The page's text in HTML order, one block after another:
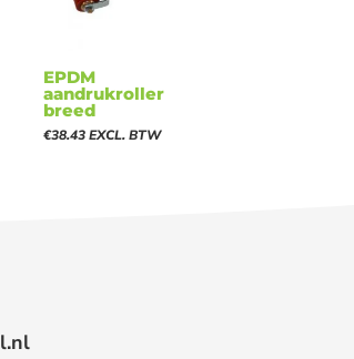
EPDM
aandrukroller
breed
€38.43 EXCL. BTW